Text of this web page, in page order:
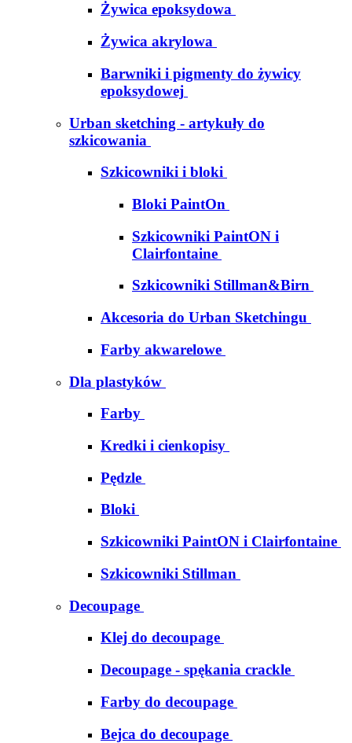
Żywica epoksydowa
Żywica akrylowa
Barwniki i pigmenty do żywicy
epoksydowej
Urban sketching - artykuły do
szkicowania
Szkicowniki i bloki
Bloki PaintOn
Szkicowniki PaintON i
Clairfontaine
Szkicowniki Stillman&Birn
Akcesoria do Urban Sketchingu
Farby akwarelowe
Dla plastyków
Farby
Kredki i cienkopisy
Pędzle
Bloki
Szkicowniki PaintON i Clairfontaine
Szkicowniki Stillman
Decoupage
Klej do decoupage
Decoupage - spękania crackle
Farby do decoupage
Bejca do decoupage